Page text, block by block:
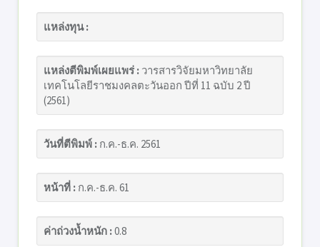
แหล่งทุน :
แหล่งตีพิมพ์เผยแพร่ : วารสารวิจัยมหาวิทยาลัย
เทคโนโลยีราชมงคลตะวันออก ปีที่ 11 ฉบับ 2 ปี
(2561)
วันที่ตีพิมพ์ : ก.ค.-ธ.ค. 2561
หน้าที่ : ก.ค.-ธ.ค. 61
ค่าถ่วงน้ำหนัก :0.8